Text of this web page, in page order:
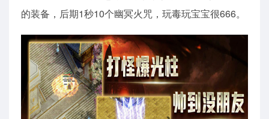
的装备，后期1秒10个幽冥火咒，玩毒玩宝宝很666。